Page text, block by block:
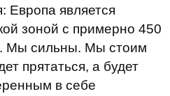
Европа является
зоной с примерно 450
Мы сильны. Мы стоим
прятаться, а будет
в себе